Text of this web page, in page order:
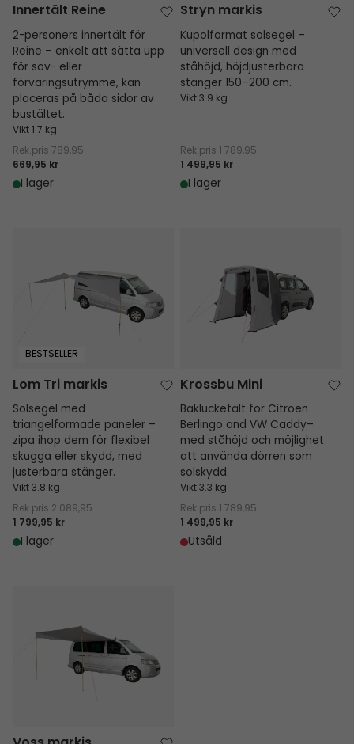
Innertält Reine
2-personers innertält för
Reine – enkelt att sätta upp
för sov- eller
förvaringsutrymme, kan
placeras på båda sidor av
bustältet.
Vikt 1.7 kg
Rek.pris 789,95
669,95 kr
I lager
Stryn markis
Kupolformat solsegel –
universell design med
ståhöjd, höjdjusterbara
stänger 150–200 cm.
Vikt 3.9 kg
Rek.pris 1 789,95
1 499,95 kr
I lager
BESTSELLER
Lom Tri markis
Solsegel med
triangelformade paneler –
zipa ihop dem för flexibel
skugga eller skydd, med
justerbara stänger.
Vikt 3.8 kg
Rek.pris 2 089,95
1 799,95 kr
I lager
Krossbu Mini
Baklucketält för Citroen
Berlingo and VW Caddy–
med ståhöjd och möjlighet
att använda dörren som
solskydd.
Vikt 3.3 kg
Rek.pris 1 789,95
1 499,95 kr
Utsåld